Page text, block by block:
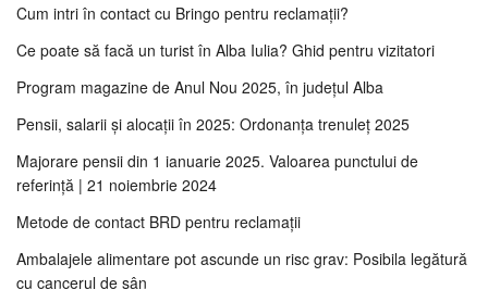
Cum intri în contact cu Bringo pentru reclamații?
Ce poate să facă un turist în Alba Iulia? Ghid pentru vizitatori
Program magazine de Anul Nou 2025, în județul Alba
Pensii, salarii și alocații în 2025: Ordonanța trenuleț 2025
Majorare pensii din 1 ianuarie 2025. Valoarea punctului de
referință | 21 noiembrie 2024
Metode de contact BRD pentru reclamații
Ambalajele alimentare pot ascunde un risc grav: Posibila legătură
cu cancerul de sân